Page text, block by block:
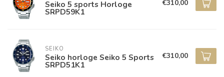
Seiko 5 sports Horloge
SRPD59K1
€310,00
SEIKO
Seiko horloge Seiko 5 Sports
SRPD51K1
€310,00